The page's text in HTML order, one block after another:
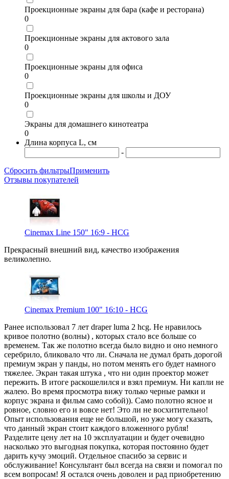
Проекционные экраны для бара (кафе и ресторана)
0
Проекционные экраны для актового зала
0
Проекционные экраны для офиса
0
Проекционные экраны для школы и ДОУ
0
Экраны для домашнего кинотеатра
0
Длина корпуса L, см
-
Сбросить фильтрыПрименить
Отзывы покупателей
Cinemax Line 150" 16:9 - HCG
Прекрасный внешний вид, качество изображения
великолепно.
Cinemax Premium 100" 16:10 - HCG
Ранее использовал 7 лет draper luma 2 hcg. Не нравилось
кривое полотно (волны) , которых стало все больше со
временем. Так же полотно всегда было видно и оно немного
серебрило, бликовало что ли. Сначала не думал брать дорогой
премиум экран у панды, но потом менять его будет намного
тяжелее. Экран такая штука , что ни один проектор может
пережить. В итоге раскошелился и взял премиум. Ни капли не
жалею. Во время просмотра вижу только черные рамки и
корпус экрана и фильм само собой)). Само полотно ясное и
ровное, словно его и вовсе нет! Это ли не восхитительно!
Опыт использования еще не большой, но уже могу сказать,
что данный экран стоит каждого вложенного рубля!
Разделите цену лет на 10 эксплуатации и будет очевидно
насколько это выгодная покупка, которая постоянно будет
дарить кучу эмоций. Отдельное спасибо за сервис и
обслуживание! Консультант был всегда на связи и помогал по
всем вопросам! Я остался очень доволен и рад приобретению